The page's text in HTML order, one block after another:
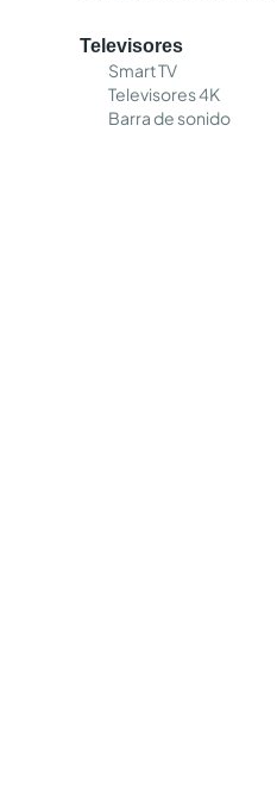
Televisores
Smart TV
Televisores 4K
Barra de sonido